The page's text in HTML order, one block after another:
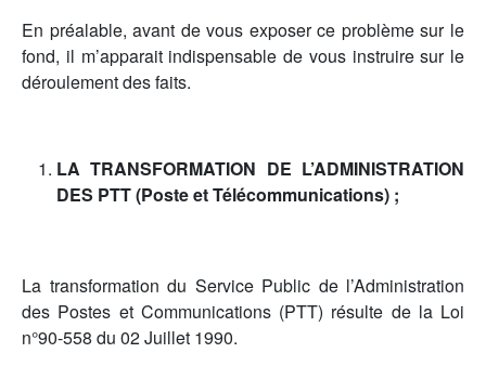
En préalable, avant de vous exposer ce problème sur le
fond, il m’apparait indispensable de vous instruire sur le
déroulement des faits.
LA TRANSFORMATION DE L’ADMINISTRATION
DES PTT (Poste et Télécommunications) ;
La transformation du Service Public de l’Administration
des Postes et Communications (PTT) résulte de la Loi
n°90-558 du 02 Juillet 1990.